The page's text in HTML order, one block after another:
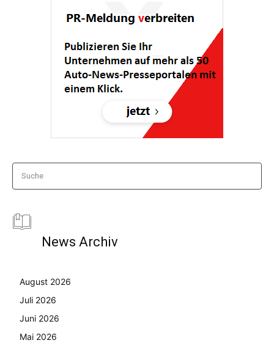
Suche
News Archiv
August 2026
Juli 2026
Juni 2026
Mai 2026